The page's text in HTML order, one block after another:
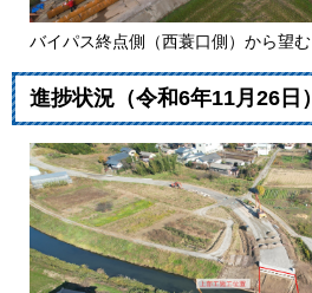
バイパス終点側（西蓑口側）から​​​望む
進捗状況（令和6年11月26日）